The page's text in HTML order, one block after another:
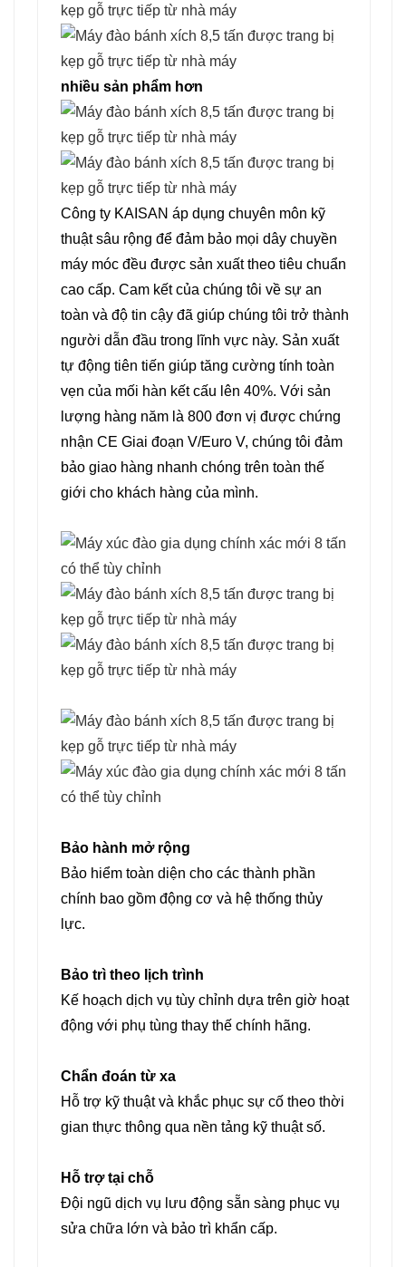
nhiều sản phẩm hơn
Công ty KAISAN áp dụng chuyên môn kỹ
thuật sâu rộng để đảm bảo mọi dây chuyền
máy móc đều được sản xuất theo tiêu chuẩn
cao cấp. Cam kết của chúng tôi về sự an
toàn và độ tin cậy đã giúp chúng tôi trở thành
người dẫn đầu trong lĩnh vực này. Sản xuất
tự động tiên tiến giúp tăng cường tính toàn
vẹn của mối hàn kết cấu lên 40%. Với sản
lượng hàng năm là 800 đơn vị được chứng
nhận CE Giai đoạn V/Euro V, chúng tôi đảm
bảo giao hàng nhanh chóng trên toàn thế
giới cho khách hàng của mình.
Bảo hành mở rộng
Bảo hiểm toàn diện cho các thành phần
chính bao gồm động cơ và hệ thống thủy
lực.
Bảo trì theo lịch trình
Kế hoạch dịch vụ tùy chỉnh dựa trên giờ hoạt
động với phụ tùng thay thế chính hãng.
Chẩn đoán từ xa
Hỗ trợ kỹ thuật và khắc phục sự cố theo thời
gian thực thông qua nền tảng kỹ thuật số.
Hỗ trợ tại chỗ
Đội ngũ dịch vụ lưu động sẵn sàng phục vụ
sửa chữa lớn và bảo trì khẩn cấp.